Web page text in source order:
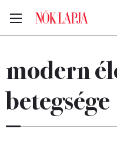
modern
betegsége